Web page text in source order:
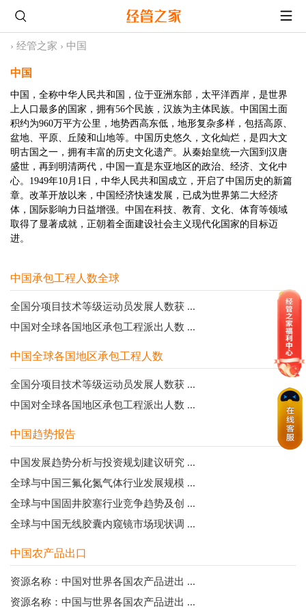
› 经管之家 › 中国
中国
中国，全称中华人民共和国，位于亚洲东部，太平洋西岸，是世界
上人口最多的国家，拥有56个民族，汉族为主体民族。中国国土面
积约为960万平方公里，地势西高东低，地形复杂多样，包括高原、
盆地、平原、丘陵和山地等。中国历史悠久，文化灿烂，是四大文
明古国之一，拥有丰富的历史文化遗产。从秦始皇统一六国到汉唐
盛世，再到明清两代，中国一直是东亚地区的政治、经济、文化中
心。1949年10月1日，中华人民共和国成立，开启了中国历史的新篇
章。改革开放以来，中国经济快速发展，已成为世界第二大经济
体，国际影响力日益增强。中国在科技、教育、文化、体育等领域
取得了显著成就，正朝着全面建设社会主义现代化国家的目标迈
进。
中国承包工程人数全球
全国分项目技术等级运动员发展人数获 ...
中国对全球各国地区承包工程派出人数 ...
中国全球各国地区承包工程人数
全国分项目技术等级运动员发展人数获 ...
中国对全球各国地区承包工程派出人数 ...
中国趋势报告
中国发展趋势分析与投资规划建议研究 ...
全球与中国三氟化氮气体行业发展规模 ...
全球与中国固井胶塞行业竞争趋势及创 ...
全球与中国无线胶囊内窥镜市场现状调 ...
中国农产品出口
资源名称：中国对世界各国农产品进出 ...
资源名称：中国与世界各国农产品进出 ...